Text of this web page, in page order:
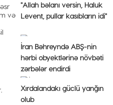
və
"Allah bəlanı versin, Haluk
Levent, pullar kasıbların idi"
İran Bəhreyndə ABŞ-nin
hərbi obyektlərinə növbəti
zərbələr endirdi
Xırdalandakı güclü yanğın
olub